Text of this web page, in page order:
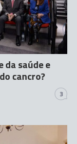
saúde e
cancro?
3